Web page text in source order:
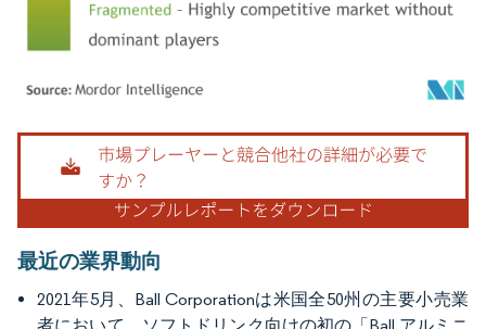
画像 © Mordor Intelligence。再利用にはCC BY 4.0の表示が必要です。
最近の業界動向
2021年5月、Ball Corporationは米国全50州の主要小売業